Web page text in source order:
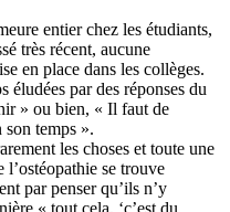
entier chez les étudiants,
très récent, aucune
en place dans les collèges.
éludées par des réponses du
» ou bien, « Il faut de
son temps ».
les choses et toute une
l’ostéopathie se trouve
par penser qu’ils n’y
« tout cela, ‘c’est du